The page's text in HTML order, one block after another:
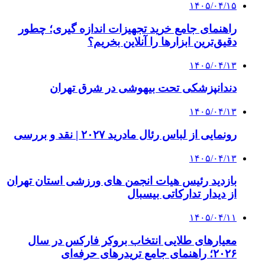
۱۴۰۵/۰۴/۱۵
راهنمای جامع خرید تجهیزات اندازه گیری؛ چطور
دقیق‌ترین ابزارها را آنلاین بخریم؟
۱۴۰۵/۰۴/۱۳
دندانپزشکی تحت بیهوشی در شرق تهران
۱۴۰۵/۰۴/۱۳
رونمایی از لباس رئال مادرید ۲۰۲۷ | نقد و بررسی
۱۴۰۵/۰۴/۱۳
بازدید رئیس هیات انجمن های ورزشی استان تهران
از دیدار تدارکاتی بیسبال
۱۴۰۵/۰۴/۱۱
معیارهای طلایی انتخاب بروکر فارکس در سال
۲۰۲۶؛ راهنمای جامع تریدرهای حرفه‌ای